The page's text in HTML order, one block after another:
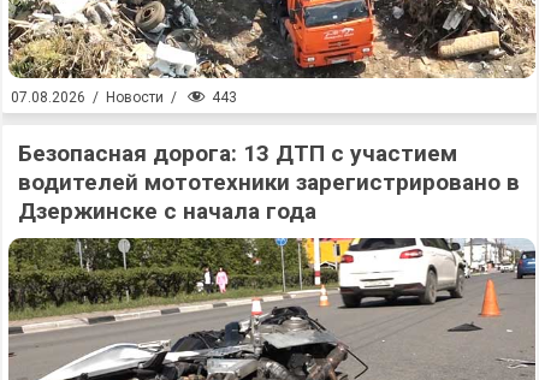
07.08.2026 / Новости / 443
Безопасная дорога: 13 ДТП с участием
водителей мототехники зарегистрировано в
Дзержинске с начала года